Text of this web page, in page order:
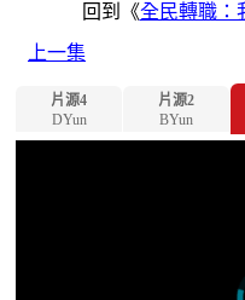
回到《全民轉職：
上一集
片源4
DYun
片源2
BYun